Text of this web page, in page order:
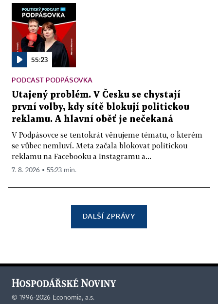
55:23
PODCAST PODPÁSOVKA
Utajený problém. V Česku se chystají
první volby, kdy sítě blokují politickou
reklamu. A hlavní oběť je nečekaná
V Podpásovce se tentokrát věnujeme tématu, o kterém
se vůbec nemluví. Meta začala blokovat politickou
reklamu na Facebooku a Instagramu a...
7. 8. 2026 ▪ 55:23 min.
DALŠÍ ZPRÁVY
© 1996-2026 Economia, a.s.